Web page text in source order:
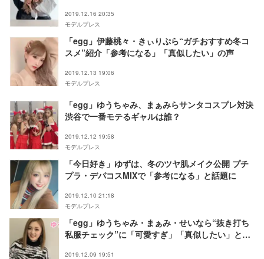
2019.12.16 20:35
モデルプレス
「egg」伊藤桃々・きぃりぷら“ガチおすすめ冬コ
スメ”紹介「参考になる」「真似したい」の声
2019.12.13 19:06
モデルプレス
「egg」ゆうちゃみ、まぁみらサンタコスプレ対決
渋谷で一番モテるギャルは誰？
2019.12.12 19:58
モデルプレス
「今日好き」ゆずは、冬のツヤ肌メイク公開 プチ
プラ・デパコスMIXで「参考になる」と話題に
2019.12.10 21:18
モデルプレス
「egg」ゆうちゃみ・まぁみ・せいなら“抜き打ち
私服チェック”に「可愛すぎ」「真似したい」と反
2019.12.09 19:51